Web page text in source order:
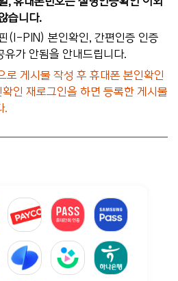
습니다.
(I-PIN) 본인확인, 간편인증 인증
유가 안됨을 안내드립니다.
로 게시물 작성 후 휴대폰 본인확인
인 재로그인을 하면 등록한 게시물
.